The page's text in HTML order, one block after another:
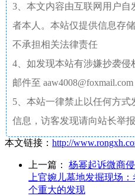
3、本文内容由互联网用户
者本人。本站仅提供信息存
不承担相关法律责任
4、如发现本站有涉嫌抄袭侵
邮件至 aaw4008@foxmail.com
5、本站一律禁止以任何方
信息，访客发现请向站长举报
本文链接： http://
上一篇： 杨幂起诉微商
上官婉儿墓地发掘现场
个重大的发现